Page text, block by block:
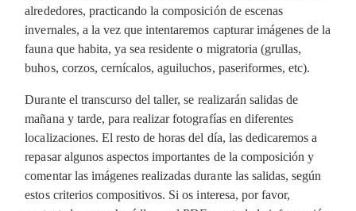
alrededores, practicando la composición de escenas
invernales, a la vez que intentaremos capturar imágenes de la
fauna que habita, ya sea residente o migratoria (grullas,
buhos, corzos, cernícalos, aguiluchos, paseriformes, etc).
Durante el transcurso del taller, se realizarán salidas de
mañana y tarde, para realizar fotografías en diferentes
localizaciones. El resto de horas del día, las dedicaremos a
repasar algunos aspectos importantes de la composición y
comentar las imágenes realizadas durante las salidas, según
estos criterios compositivos. Si os interesa, por favor,